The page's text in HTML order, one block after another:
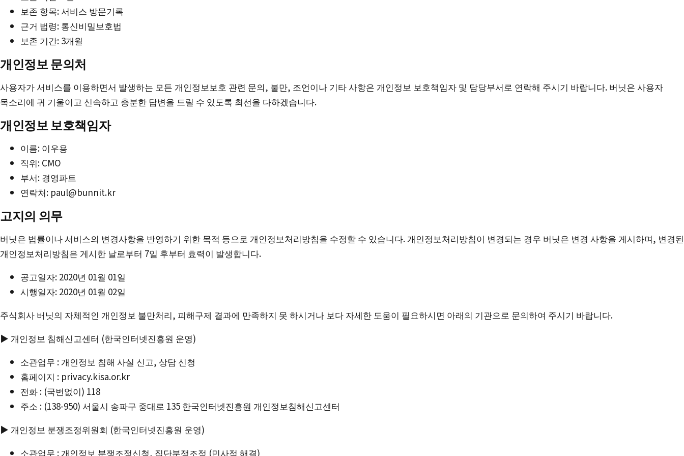
보존 항목: 서비스 방문기록
근거 법령: 통신비밀보호법
보존 기간: 3개월
개인정보 문의처
사용자가 서비스를 이용하면서 발생하는 모든 개인정보보호 관련 문의, 불만, 조언이나 기타 사항은 개인정보 보호책임자 및 담당부서로 연락해 주시기 바랍니다. 버닛은 사용자
목소리에 귀 기울이고 신속하고 충분한 답변을 드릴 수 있도록 최선을 다하겠습니다.
개인정보 보호책임자
이름: 이우용
직위: CMO
부서: 경영파트
연락처: paul@bunnit.kr
고지의 의무
버닛은 법률이나 서비스의 변경사항을 반영하기 위한 목적 등으로 개인정보처리방침을 수정할 수 있습니다. 개인정보처리방침이 변경되는 경우 버닛은 변경 사항을 게시하며, 변경된
개인정보처리방침은 게시한 날로부터 7일 후부터 효력이 발생합니다.
공고일자: 2020년 01월 01일
시행일자: 2020년 01월 02일
주식회사 버닛의 자체적인 개인정보 불만처리, 피해구제 결과에 만족하지 못 하시거나 보다 자세한 도움이 필요하시면 아래의 기관으로 문의하여 주시기 바랍니다.
▶ 개인정보 침해신고센터 (한국인터넷진흥원 운영)
소관업무 : 개인정보 침해 사실 신고, 상담 신청
홈페이지 : privacy.kisa.or.kr
전화 : (국번없이) 118
주소 : (138-950) 서울시 송파구 중대로 135 한국인터넷진흥원 개인정보침해신고센터
▶ 개인정보 분쟁조정위원회 (한국인터넷진흥원 운영)
소관업무 : 개인정보 분쟁조정신청, 집단분쟁조정 (민사적 해결)